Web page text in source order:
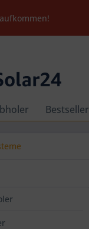
Bestseller